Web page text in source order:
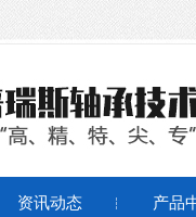
资讯动态 产品